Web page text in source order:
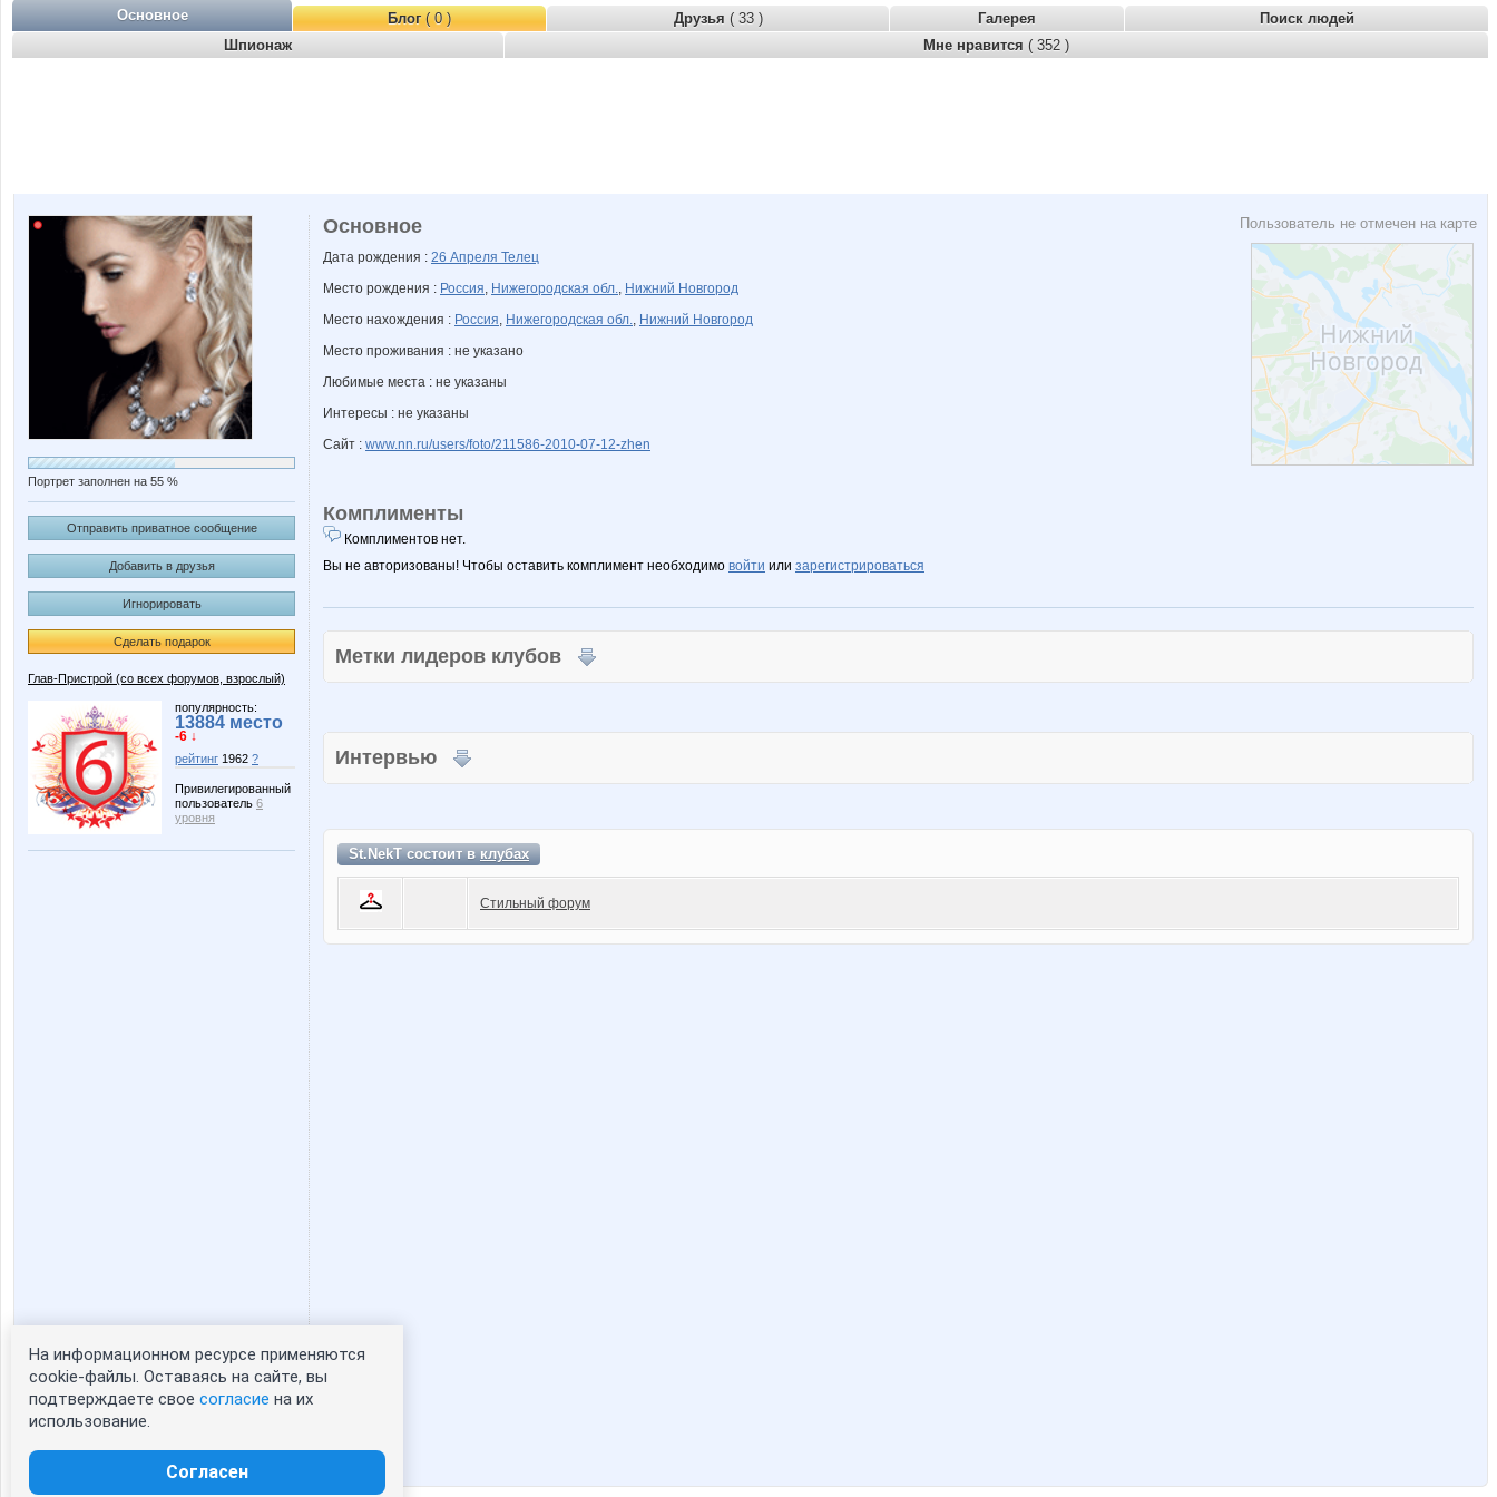
Основное Блог( 0 ) Друзья ( 33 ) Галерея
Поиск людей
Шпионаж
Мне нравится ( 352 )
Портрет заполнен на 55 %
Отправить приватное сообщение
Добавить в друзья
Игнорировать
Сделать подарок
Глав-Пристрой (со всех форумов, взрослый)
популярность:
13884 место
-6 ↓
рейтинг 1962 ?
Привилегированный
пользователь 6
уровня
Статистика портрета:
сейчас просматривают портрет - 0
зарегистрированные пользователи
Пользователь не отмечен на карте
Основное
Дата рождения : 26 Апреля Телец
Место рождения : Россия, Нижегородская обл., Нижний Новгород
Место нахождения : Россия, Нижегородская обл., Нижний Новгород
Место проживания : не указано
Любимые места : не указаны
Интересы : не указаны
Сайт : www.nn.ru/users/foto/211586-2010-07-12-zhen
Комплименты
Комплиментов нет.
Вы не авторизованы! Чтобы оставить комплимент необходимо войти или зарегистрироваться
Метки лидеров клубов
Интервью
St.NekT состоит вклубах
Стильный форум
На информационном ресурсе применяются
cookie-файлы. Оставаясь на сайте, вы
подтверждаете свое согласие на их
использование.
Согласен